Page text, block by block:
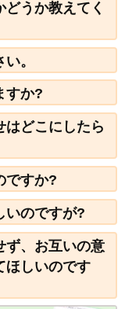
うか教えてく
。
すか?
はどこにしたら
ですか?
いのですが?
ず、お互いの意
ほしいのです